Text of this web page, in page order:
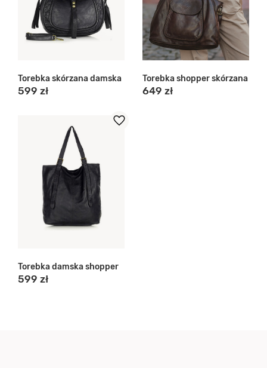
Torebka skórzana damska
599 zł
Torebka shopper skórzana
649 zł
Torebka damska shopper
599 zł